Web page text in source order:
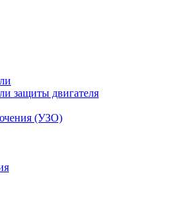
защиты двигателя
(УЗО)